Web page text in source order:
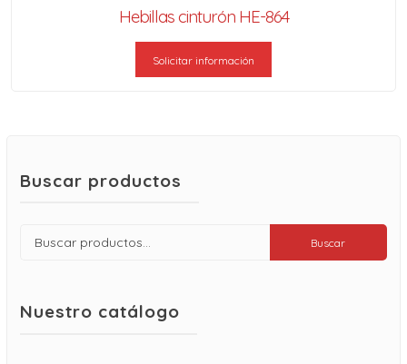
Hebillas cinturón HE-864
Solicitar información
Buscar productos
Buscar
Buscar
Nuestro catálogo